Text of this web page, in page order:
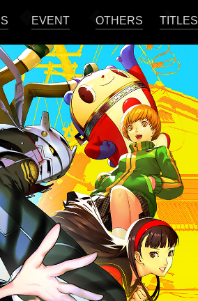
EVENT OTHERS TITLES